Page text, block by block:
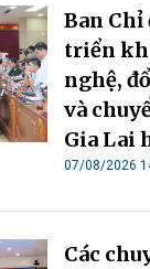
Ban Chỉ
triển
nghệ,
và
Gia Lai
07/08/2026
Các